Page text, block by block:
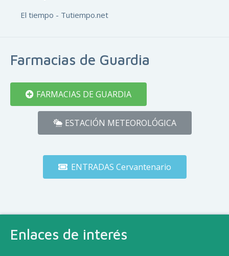
Enlaces de interés
El tiempo - Tutiempo.net
Farmacias de Guardia
FARMACIAS DE GUARDIA
ESTACIÓN METEOROLÓGICA
ENTRADAS Cervantenario